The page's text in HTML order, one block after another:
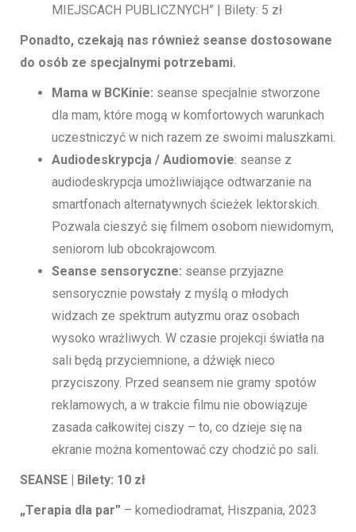
MIEJSCACH PUBLICZNYCH” | Bilety: 5 zł
Ponadto, czekają nas również seanse dostosowane
do osób ze specjalnymi potrzebami.
Mama w BCKinie: seanse specjalnie stworzone
dla mam, które mogą w komfortowych warunkach
uczestniczyć w nich razem ze swoimi maluszkami.
Audiodeskrypcja / Audiomovie: seanse z
audiodeskrypcja umożliwiające odtwarzanie na
smartfonach alternatywnych ścieżek lektorskich.
Pozwala cieszyć się filmem osobom niewidomym,
seniorom lub obcokrajowcom.
Seanse sensoryczne: seanse przyjazne
sensorycznie powstały z myślą o młodych
widzach ze spektrum autyzmu oraz osobach
wysoko wrażliwych. W czasie projekcji światła na
sali będą przyciemnione, a dźwięk nieco
przyciszony. Przed seansem nie gramy spotów
reklamowych, a w trakcie filmu nie obowiązuje
zasada całkowitej ciszy – to, co dzieje się na
ekranie można komentować czy chodzić po sali.
SEANSE | Bilety: 10 zł
„Terapia dla par” – komediodramat, Hiszpania, 2023